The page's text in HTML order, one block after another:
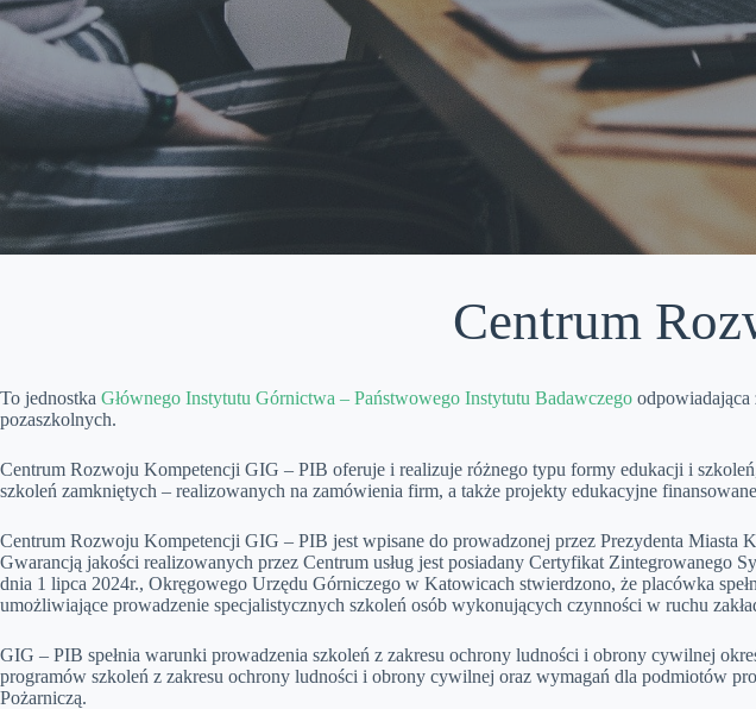
Centrum
To jednostka Głównego Instytutu Górnictwa – Państwowego Instytutu Badawczego odpowiadająca
pozaszkolnych.
Centrum Rozwoju Kompetencji GIG – PIB oferuje i realizuje różnego typu formy edukacji i
szkoleń zamkniętych – realizowanych na zamówienia firm, a także projekty edukacyjne
Centrum Rozwoju Kompetencji GIG – PIB jest wpisane do prowadzonej przez Prezydenta Miasta
Gwarancją jakości realizowanych przez Centrum usług jest posiadany Certyfikat
dnia 1 lipca 2024r., Okręgowego Urzędu Górniczego w Katowicach stwierdzono, że placówka
umożliwiające prowadzenie specjalistycznych szkoleń osób wykonujących czynności w ruchu
GIG – PIB spełnia warunki prowadzenia szkoleń z zakresu ochrony ludności i obrony cywilnej
programów szkoleń z zakresu ochrony ludności i obrony cywilnej oraz wymagań dla podmiotów
Pożarniczą.